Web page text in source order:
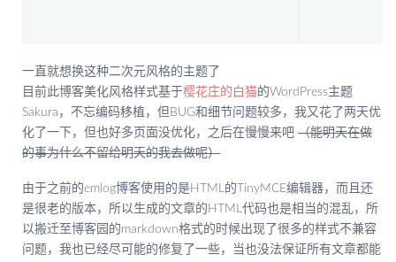
一直就想换这种二次元风格的主题了
目前此博客美化风格样式基于樱花庄的白猫的WordPress主题
Sakura，不忘编码移植，但BUG和细节问题较多，我又花了两天优
化了一下，但也好多页面没优化，之后在慢慢来吧 （能明天在做
的事为什么不留给明天的我去做呢）
由于之前的emlog博客使用的是HTML的TinyMCE编辑器，而且还
是很老的版本，所以生成的文章的HTML代码也是相当的混乱，所
以搬迁至博客园的markdown格式的时候出现了很多的样式不兼容
问题，我也已经尽可能的修复了一些，当也没法保证所有文章都能